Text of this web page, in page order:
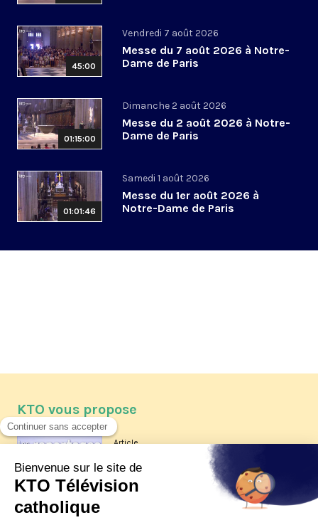
45:00
Vendredi 7 août 2026
Messe du 7 août 2026 à Notre-
Dame de Paris
01:15:00
Dimanche 2 août 2026
Messe du 2 août 2026 à Notre-
Dame de Paris
01:01:46
Samedi 1 août 2026
Messe du 1er août 2026 à
Notre-Dame de Paris
KTO vous propose
Article
Les reportages d'été 2026 de KTO